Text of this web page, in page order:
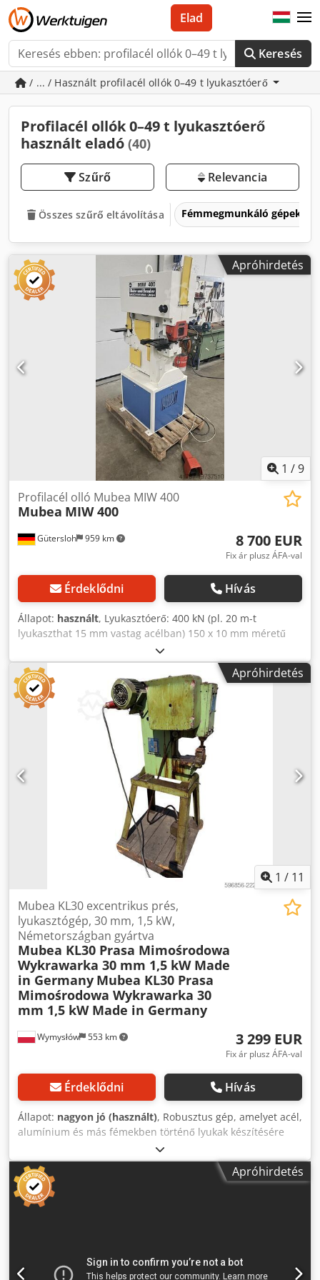
Keresés
Elad
/ ... / Használt profilacél ollók 0–49 t lyukasztóerő
Profilacél ollók 0–49 t lyukasztóerő
használt eladó (40)
Szűrő Relevancia
Összes szűrő eltávolítása Fémmegmunkáló gépek és
Apróhirdetés
1 /9
Gütersloh 959 km
Profilacél olló Mubea MIW 400
Mubea MIW 400
8 700 EUR
Fix ár plusz ÁFA-val
Érdeklődni Hívás
Állapot: használt, Lyukasztóerő: 400 kN (pl. 20 m-t
lyukaszthat 15 mm vastag acélban) 150 x 10 mm méretű
lapacél vágása a lapacél-vágó gépen Csődaraboló a rudas
acél-vágó gépen Lábbal működtethető kapcsoló az
emeléshez Támogató asztal a lyukasztó oldalon Dkodpfx
Anow Im Shjxjr Gyorscserélő rendszer Kiváló állapotban, a
szerszámkészlet az árban szerepel.
Apróhirdetés
1 / 11
Wymysłów 553 km
Mubea KL30 excentrikus prés,
lyukasztógép, 30 mm, 1,5 kW,
Németországban gyártva
Mubea KL30 Prasa Mimośrodowa
Wykrawarka 30 mm 1,5 kW Made
in Germany Mubea KL30 Prasa
Mimośrodowa Wykrawarka 30
mm 1,5 kW Made in Germany
3 299 EUR
Fix ár plusz ÁFA-val
Érdeklődni Hívás
Állapot: nagyon jó (használt), Robusztus gép, amelyet acél,
alumínium és más fémekben történő lyukak készítésére
terveztek. A lábbal vezérelhető rendszer kényelmes és
biztonságos használatot tesz lehetővé. A kompakt
felépítésének köszönhetően alkalmas mind a
lakatosműhelyekben, mind a gyártóüzemekben való
használatra. Műszaki adatok: Gyártó: Mubea (Muhr und
teljesítménye: 1,5 kW Névleges áram: 5,8 / 3,4 A Védettségi
Apróhirdetés